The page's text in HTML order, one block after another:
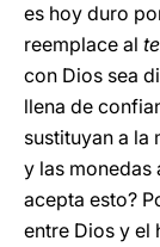
es hoy duro
reemplace al
con Dios sea
llena de
sustituyan a la
y las monedas
acepta esto?
entre Dios y el